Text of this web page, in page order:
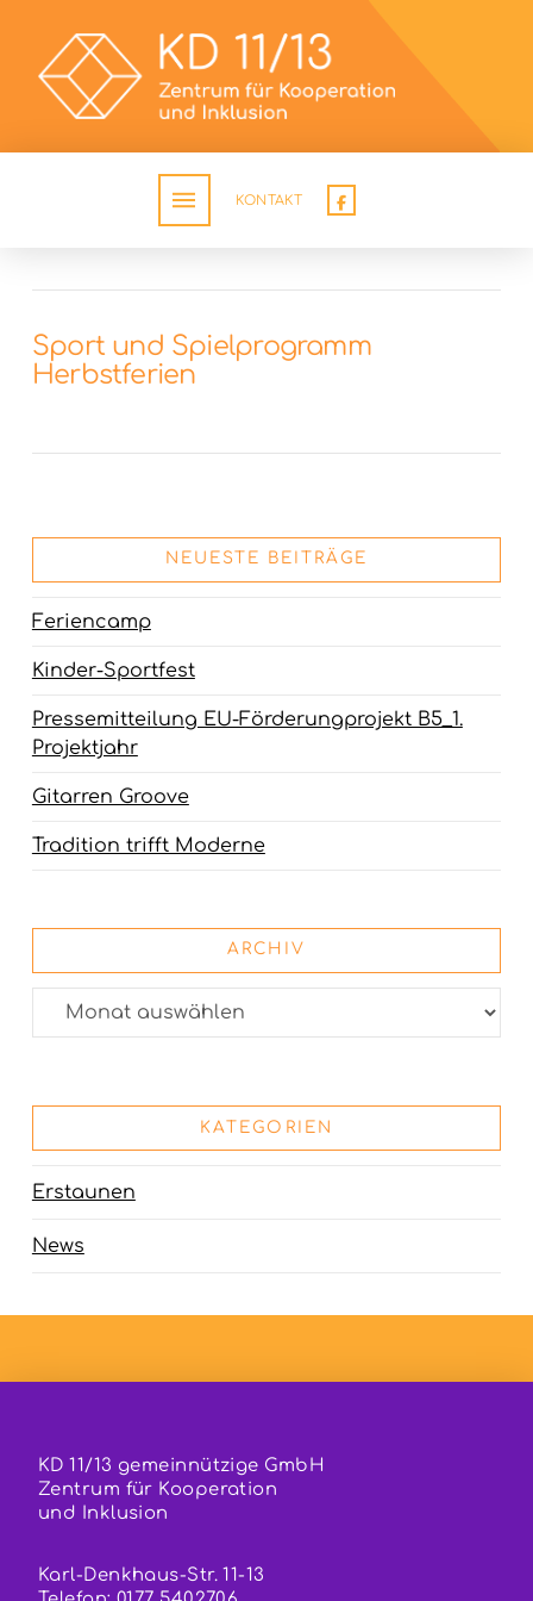
KONTAKT
Sport und Spielprogramm
Herbstferien
NEUESTE BEITRÄGE
Feriencamp
Kinder-Sportfest
Pressemitteilung EU-Förderungprojekt B5_1.
Projektjahr
Gitarren Groove
Tradition trifft Moderne
ARCHIV
Archiv
KATEGORIEN
Erstaunen
News
KD 11/13 gemeinnützige GmbH
Zentrum für Kooperation
und Inklusion
Karl-Denkhaus-Str. 11-13